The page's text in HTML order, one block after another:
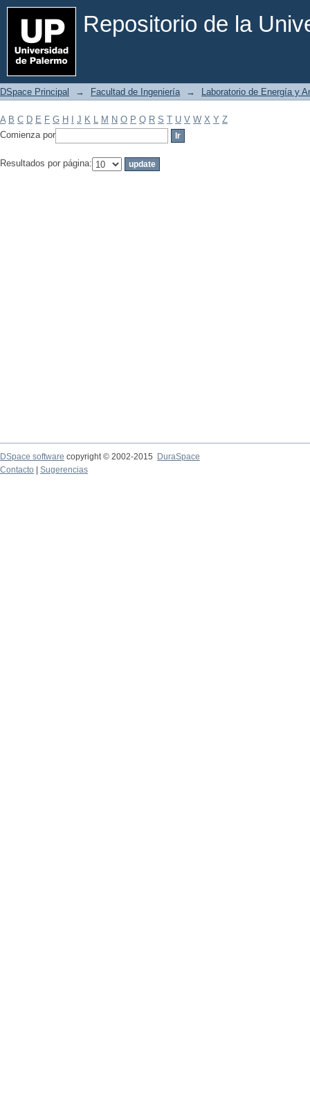
Repositorio de la
Filtrar por: Materia
DSpace Principal → Facultad de Ingeniería → Laboratorio de Energía y
A B C D E F G H J K L M N O P Q R S T U V W X Y Z
Comienza por
Resultados por página:
DSpace software copyright © 2002-2015
DuraSpace
Contacto
Sugerencias